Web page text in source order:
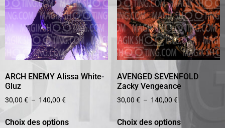
ARCH ENEMY Alissa White-
Gluz
30,00 € – 140,00 €
Choix des options
AVENGED SEVENFOLD
Zacky Vengeance
30,00 € – 140,00 €
Choix des options